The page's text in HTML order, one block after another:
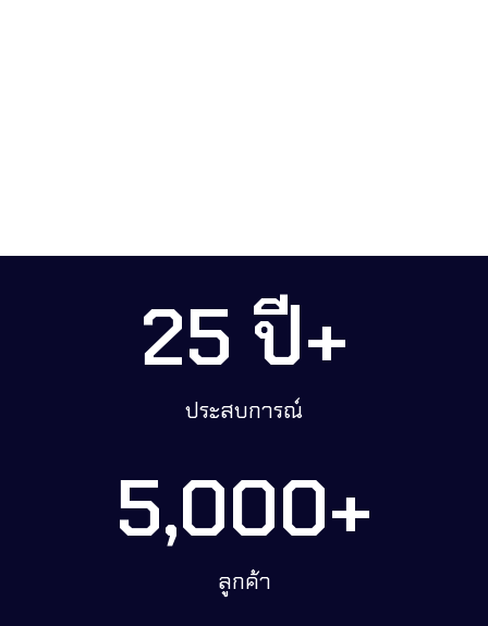
25 ปี+
ประสบการณ์
5,000+
ลูกค้า